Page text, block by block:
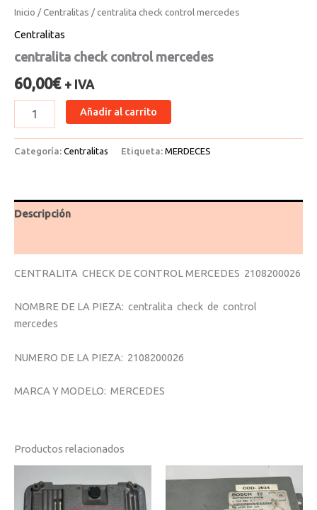
Inicio /Centralitas / centralita check control mercedes
Centralitas
centralita check control mercedes
60,00€ + IVA
Añadir al carrito
Categoría: Centralitas Etiqueta: MERDECES
Descripción
CENTRALITA CHECK DE CONTROL MERCEDES 2108200026
NOMBRE DE LA PIEZA: centralita check de control
mercedes
NUMERO DE LA PIEZA: 2108200026
MARCA Y MODELO: MERCEDES
Productos relacionados